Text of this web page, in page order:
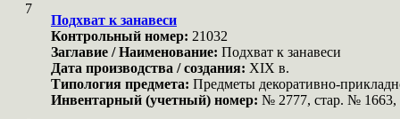
7
Подхват к занавеси
Контрольный номер: 21032
Заглавие / Наименование: Подхват к занавеси
Дата производства / создания: XIX в.
Типология предмета: Предметы декоративно-
Инвентарный (учетный) номер: № 2777, стар. №